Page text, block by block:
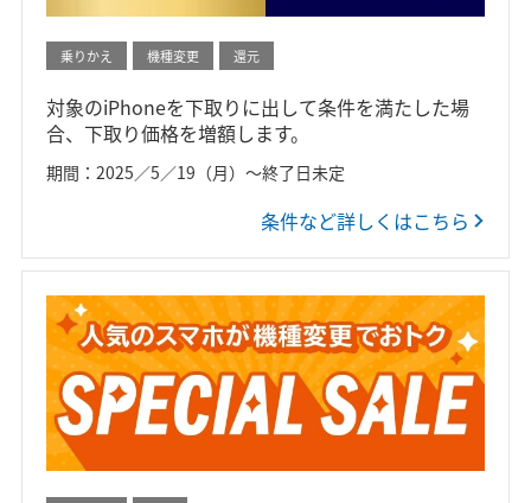
乗りかえ 機種変更 還元
対象のiPhoneを下取りに出して条件を満たした場
合、下取り価格を増額します。
期間：2025／5／19（月）～終了日未定
条件など詳しくはこちら